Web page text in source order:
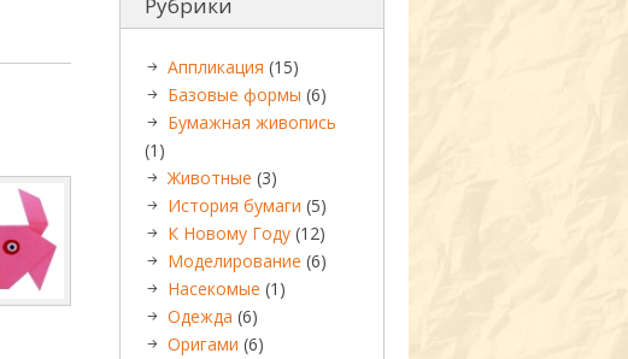
Аппликация (15)
Базовые формы (6)
Бумажная живопись
(1)
Животные (3)
История бумаги (5)
К Новому Году (12)
Моделирование (6)
Насекомые (1)
Одежда (6)
Оригами (6)